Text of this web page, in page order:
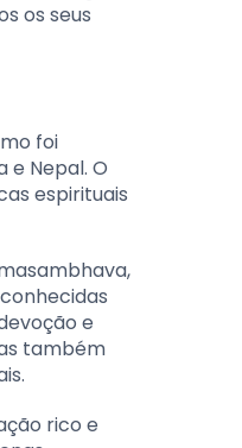
os seus
foi
Nepal. O
espirituais
e
também
rico e